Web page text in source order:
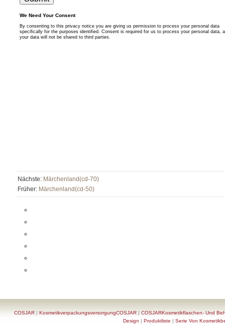
Nächste: Märchenland(cd-70)
Früher: Märchenland(cd-50)
COSJAR |KosmetikverpackungsversorgungCOSJAR |COSJARKosmetikflaschen- Und
Design | Produktliste | Serie Von